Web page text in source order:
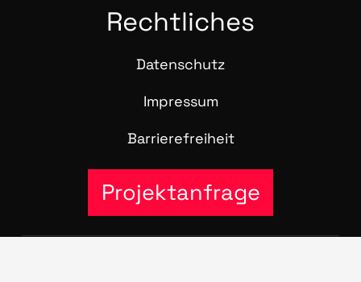
Recht­li­ches
Daten­schutz
Impres­sum
Bar­rie­re­frei­heit
Projektanfrage